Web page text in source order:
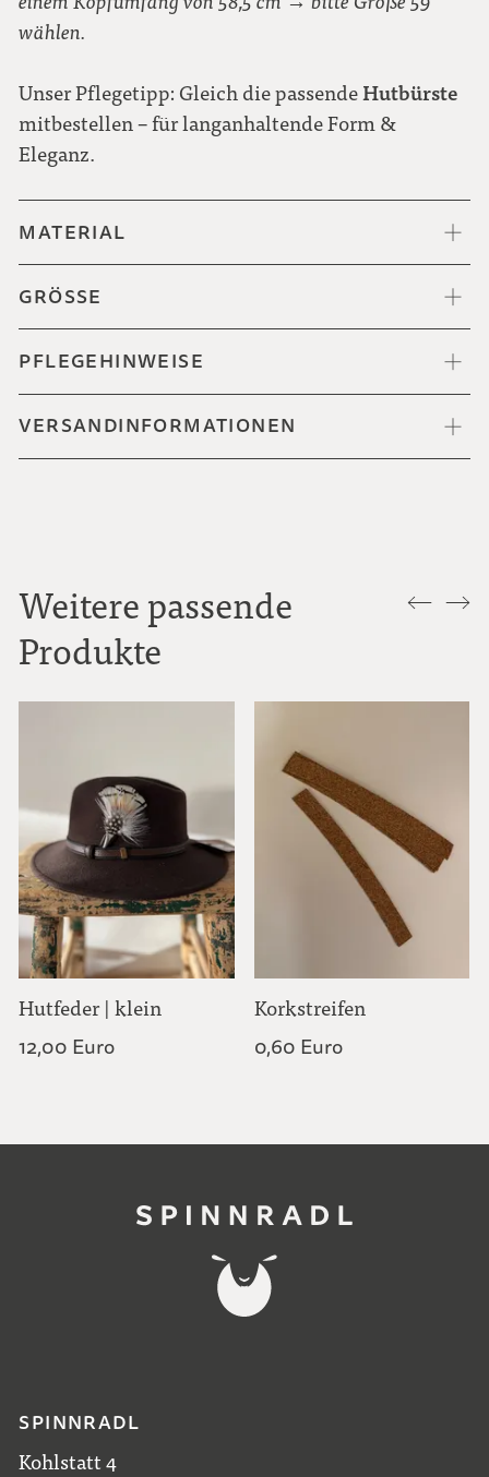
wählen.
Unser Pflegetipp: Gleich die passendeHutbürste
mitbestellen – für langanhaltende Form &
Eleganz.
MATERIAL
GRÖSSE
PFLEGEHINWEISE
VERSANDINFORMATIONEN
Weitere passende
Produkte
Hutfeder | klein
12,00 Euro
Korkstreifen
0,60 Euro
SPINNRADL
Kohlstatt 4